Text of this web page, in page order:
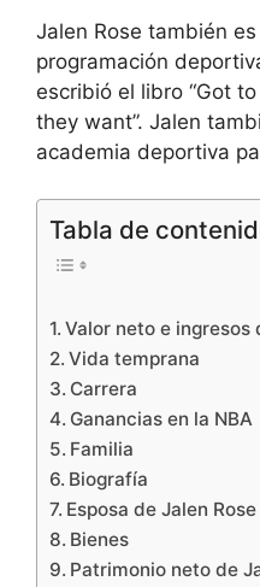
Jalen Rose también
programación
escribió el libro “Got
they want”. Jalen
academia deportiva
Tabla de
Valor neto e ingresos
Vida temprana
Carrera
Ganancias en la NBA
Familia
Biografía
Esposa de Jalen
Bienes
Patrimonio neto de